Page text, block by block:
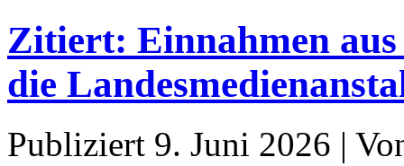
Zitiert: Einnahmen
die
Publiziert 9. Juni 2026 |